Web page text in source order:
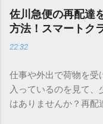
し、似た漢字が多すぎ
ません。 そこで今回
ドを打ち込むだけで一
「文字コード入力」の
必要はありません。
こないのか？ そもそ
あるのでしょうか。そ
佐川急便の再配達
方法！スマートク
22:32
仕事や外出で荷物を受
入っているのを見て
はありませんか？再配